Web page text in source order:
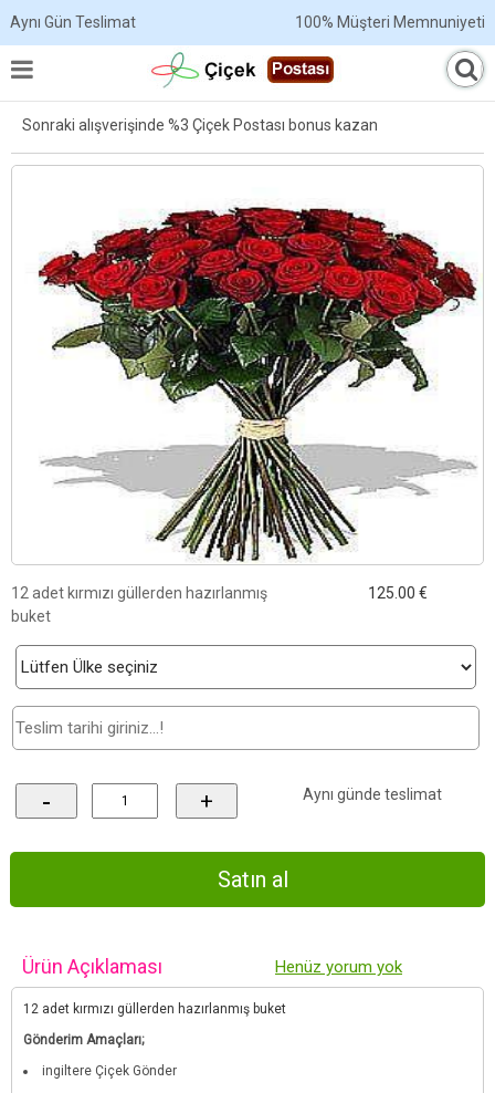
Aynı Gün Teslimat 100% Müşteri Memnuniyeti
Sonraki alışverişinde %3 Çiçek Postası bonus kazan
12 adet kırmızı güllerden hazırlanmış
buket
125.00 €
- + Aynı günde teslimat
Ürün Açıklaması Henüz yorum yok
12 adet kırmızı güllerden hazırlanmış buket
Gönderim Amaçları;
ingiltere Çiçek Gönder